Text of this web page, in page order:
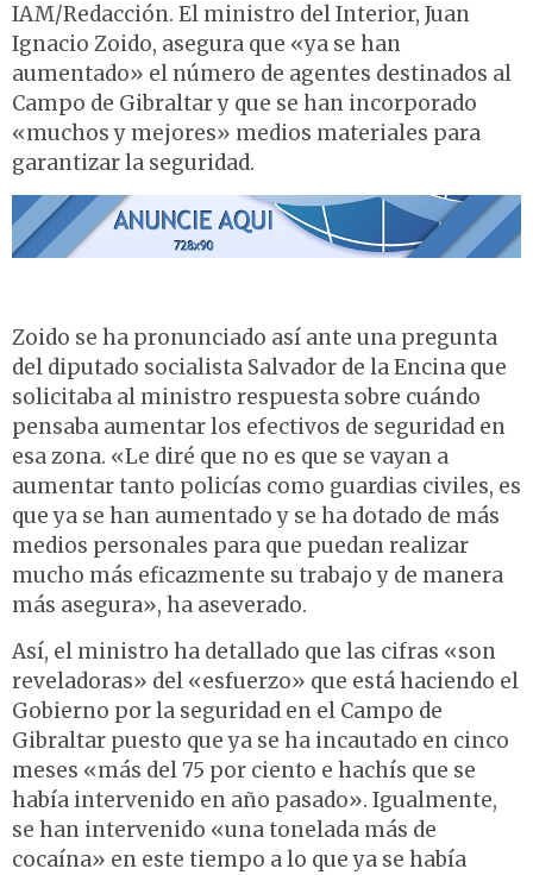
IAM/Redacción. El ministro del Interior, Juan
Ignacio Zoido, asegura que «ya se han
aumentado» el número de agentes destinados al
Campo de Gibraltar y que se han incorporado
«muchos y mejores» medios materiales para
garantizar la seguridad.
Zoido se ha pronunciado así ante una pregunta
del diputado socialista Salvador de la Encina que
solicitaba al ministro respuesta sobre cuándo
pensaba aumentar los efectivos de seguridad en
esa zona. «Le diré que no es que se vayan a
aumentar tanto policías como guardias civiles, es
que ya se han aumentado y se ha dotado de más
medios personales para que puedan realizar
mucho más eficazmente su trabajo y de manera
más asegura», ha aseverado.
Así, el ministro ha detallado que las cifras «son
reveladoras» del «esfuerzo» que está haciendo el
Gobierno por la seguridad en el Campo de
Gibraltar puesto que ya se ha incautado en cinco
meses «más del 75 por ciento e hachís que se
había intervenido en año pasado». Igualmente,
se han intervenido «una tonelada más de
cocaína» en este tiempo a lo que ya se había